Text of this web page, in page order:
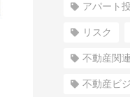
アパート
リスク
不動産関
不動産ビ